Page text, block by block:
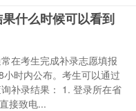
什么时候可以看到
在考生完成补录志愿填报
小时内公布。考生可以通过
补录结果： 1. 登录所在省
接致电...